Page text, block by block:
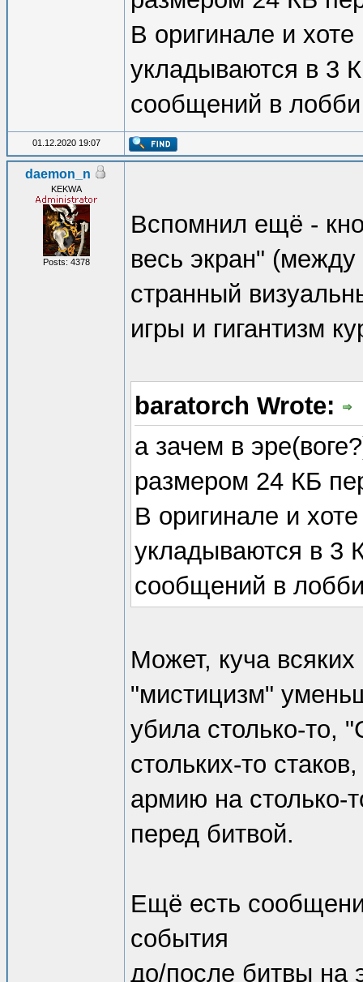
В оригинале и
укладываются в 3
сообщений в
01.12.2020 19:07
daemon_n
KEKWA
Posts: 4378
Вспомнил ещё -
весь экран"
странный
игры и гигантизм
baratorch Wrote:
а зачем в
размером 24 КБ
В оригинале и
укладываются в 3
сообщений в
Может, куча
"мистицизм"
убила столько-то,
стольких-то
армию на столько-
перед битвой.
Ещё есть
события
до/после битвы на